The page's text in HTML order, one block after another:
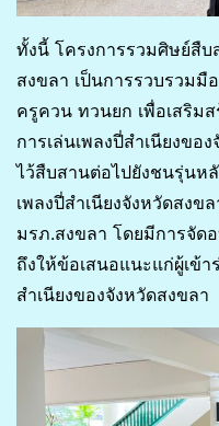
ทั้งนี้ โครงการรวมศิษย์สืบ
สงขลา เป็นการรวบรวม
ครูควน ทวนยก เพื่อเสริม
การเล่นเพลงปี่สำเนียงขอ
ไว้สืบสานต่อไปยังชนรุ่นห
เพลงปี่สำเนียงจังหวัดสง
มรภ.สงขลา โดยมีการจัด
ถึงให้ข้อเสนอแนะแก่ผู้เข้า
สำเนียงของจังหวัดสงขลา